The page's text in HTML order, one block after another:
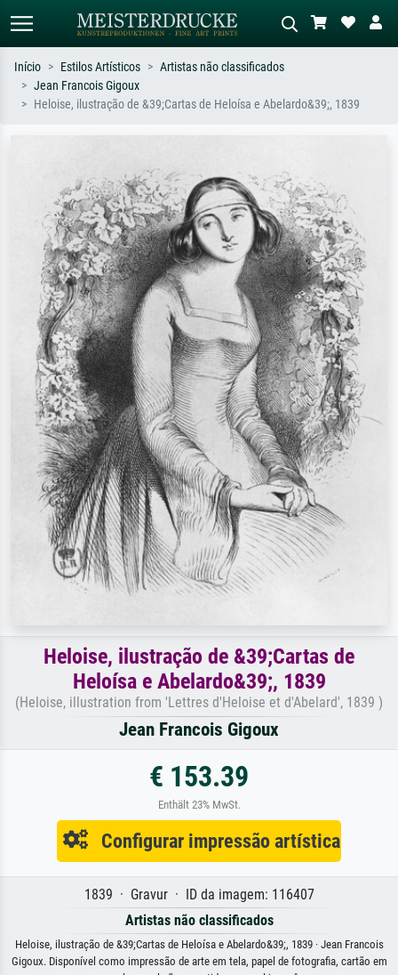
Pesquisa padrão Pesquisa de imagens IA
impressionismo, onda de Hokusai, nu.
uma árvore.
Início Estilos Artísticos
Artistas não classificados
Jean Francois Gigoux
Heloise, ilustração de &39;Cartas de Heloísa e Abelardo&39;, 1839
Heloise, ilustração de &39;Cartas de
Heloísa e Abelardo&39;, 1839
(Heloise, illustration from 'Lettres d'Heloise et d'Abelard', 1839 )
Jean Francois Gigoux
€ 153.39
Enthält 23% MwSt.
Configurar impressão artística
1839 · Gravur · ID da imagem: 116407
Artistas não classificados
Heloise, ilustração de &39;Cartas de Heloísa e Abelardo&39;, 1839 · Jean Francois
Gigoux. Disponível como impressão de arte em tela, papel de fotografia, cartão em